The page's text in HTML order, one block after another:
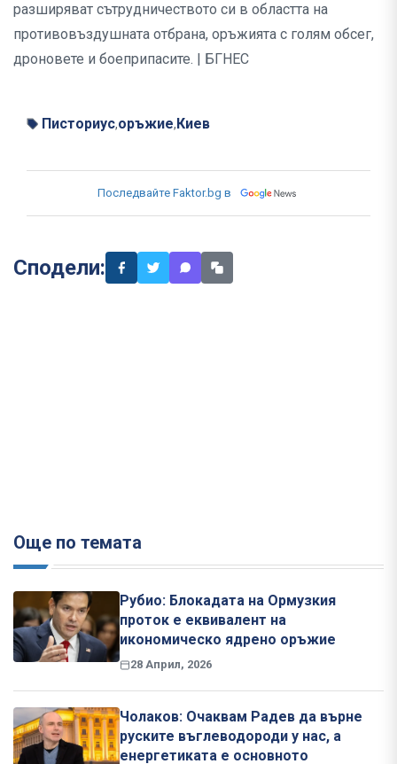
разширяват сътрудничеството си в областта на
противовъздушната отбрана, оръжията с голям обсег,
дроновете и боеприпасите. | БГНЕС
Писториус,оръжие, Киев
Последвайте Faktor.bg в
Сподели:
Още по темата
Рубио: Блокадата на Ормузкия
проток е еквивалент на
икономическо ядрено оръжие
28 Април, 2026
Чолаков: Очаквам Радев да върне
руските въглеводороди у нас, а
енергетиката е основното